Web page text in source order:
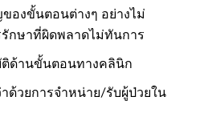
องขั้นตอนต่างๆ อย่างไม่
กษาที่ผิดพลาดไม่ทันการ
ด้านขั้นตอนทางคลินิก
ด้วยการจำหน่าย/รับผู้ป่วยใน